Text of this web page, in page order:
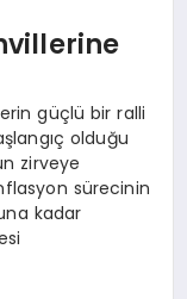
güçlü bir ralli
olduğu
zirveye
sürecinin
kadar